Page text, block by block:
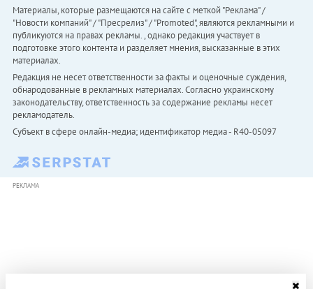
Материалы, которые размещаются на сайте с меткой "Реклама" /
"Новости компаний" / "Пресрелиз" / "Promoted", являются рекламными и
публикуются на правах рекламы. , однако редакция участвует в
подготовке этого контента и разделяет мнения, высказанные в этих
материалах.
Редакция не несет ответственности за факты и оценочные суждения,
обнародованные в рекламных материалах. Согласно украинскому
законодательству, ответственность за содержание рекламы несет
рекламодатель.
Субъект в сфере онлайн-медиа; идентификатор медиа - R40-05097
РЕКЛАМА